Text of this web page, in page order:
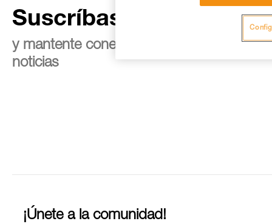
Suscríbase al boletín
y mantente conectado con nuestras
noticias
¡Únete a la comunidad!